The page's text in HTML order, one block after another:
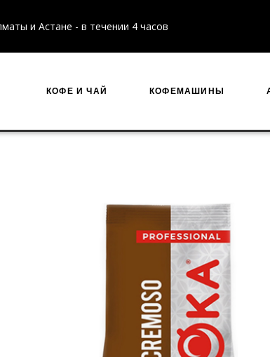
по Казахстану для заказов от 25 000 тенге
КОФЕ И ЧАЙ КОФЕМАШИНЫ